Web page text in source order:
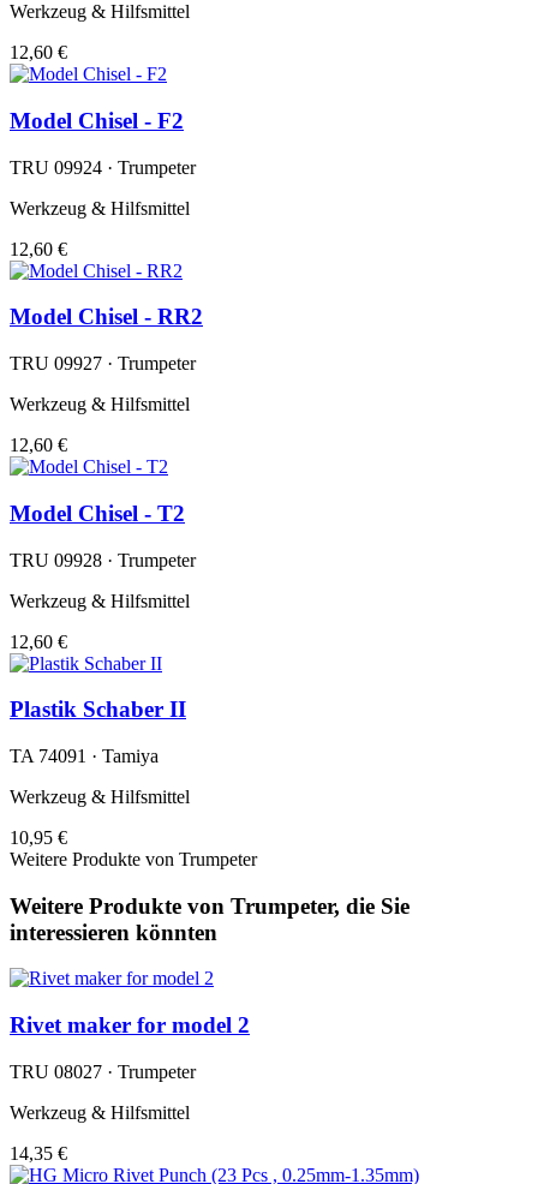
Werkzeug & Hilfsmittel
12,60 €
Model Chisel - F2
TRU 09924 · Trumpeter
Werkzeug & Hilfsmittel
12,60 €
Model Chisel - RR2
TRU 09927 · Trumpeter
Werkzeug & Hilfsmittel
12,60 €
Model Chisel - T2
TRU 09928 · Trumpeter
Werkzeug & Hilfsmittel
12,60 €
Plastik Schaber II
TA 74091 · Tamiya
Werkzeug & Hilfsmittel
10,95 €
Weitere Produkte von Trumpeter
Weitere Produkte von Trumpeter, die Sie
interessieren könnten
Rivet maker for model 2
TRU 08027 · Trumpeter
Werkzeug & Hilfsmittel
14,35 €